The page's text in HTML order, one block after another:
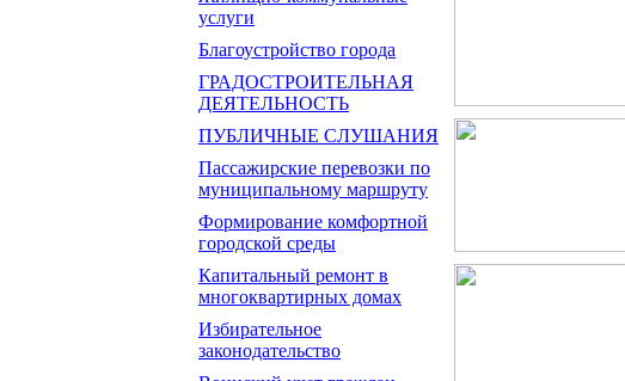
услуги
Благоустройство города
ГРАДОСТРОИТЕЛЬНАЯ
ДЕЯТЕЛЬНОСТЬ
ПУБЛИЧНЫЕ СЛУШАНИЯ
Пассажирские перевозки по
муниципальному маршруту
Формирование комфортной
городской среды
Капитальный ремонт в
многоквартирных домах
Избирательное
законодательство